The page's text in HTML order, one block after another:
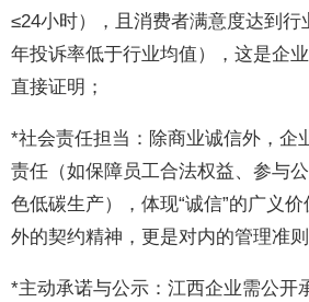
≤24小时），且消费者满意度达到行
年投诉率低于行业均值），这是企
直接证明；
*社会责任担当：除商业诚信外，企
责任（如保障员工合法权益、参与
色低碳生产），体现“诚信”的广义
外的契约精神，更是对内的管理准
*主动承诺与公示：江西企业需公开